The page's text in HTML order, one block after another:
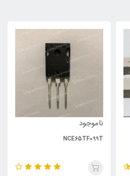
ناموجود
NCE65TF099T